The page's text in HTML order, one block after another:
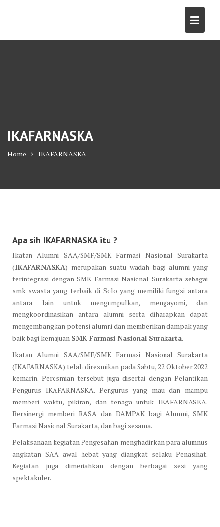
IKAFARNASKA
Home IKAFARNASKA
Apa sih IKAFARNASKA itu ?
Ikatan Alumni SAA/SMF/SMK Farmasi Nasional Surakarta
(IKAFARNASKA) merupakan suatu wadah bagi alumni yang
terintegrasi dengan SMK Farmasi Nasional Surakarta sebagai
smk swasta yang terbaik di Solo yang memiliki fungsi antara
antara lain untuk mengumpulkan, mengayomi, dan
mengkoordinasikan antara alumni serta diharapkan dapat
mengembangkan potensi alumni dan memberikan dampak yang
baik bagi kemajuan SMK Farmasi Nasional Surakarta.
Ikatan Alumni SAA/SMF/SMK Farmasi Nasional Surakarta
(IKAFARNASKA) telah diresmikan pada Sabtu, 22 Oktober 2022
kemarin. Peresmian tersebut juga disertai dengan Pelantikan
Pengurus IKAFARNASKA. Pengurus yang mau dan mampu
memberi waktu, pikiran, dan tenaga untuk IKAFARNASKA.
Bersinergi memberi RASA dan DAMPAK bagi Alumni, SMK
Farmasi Nasional Surakarta, dan bagi sesama.
Pelaksanaan kegiatan Pengesahan menghadirkan para alumnus
angkatan SAA awal hebat yang diangkat selaku Penasihat.
Kegiatan juga dimeriahkan dengan berbagai sesi yang
spektakuler.